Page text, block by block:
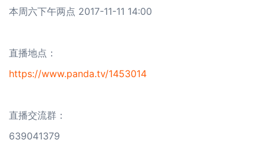
本周六下午两点 2017-11-11 14:00
直播地点：
https://www.panda.tv/1453014
直播交流群：
639041379